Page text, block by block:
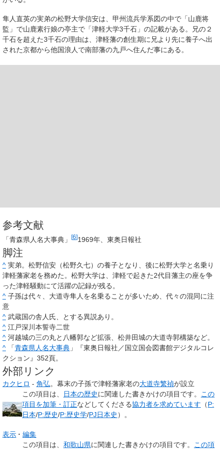
隼人直英の実弟の松野大学信安は、甲州流兵学系図の中で「山鹿将
監」で山鹿素行娘の亭主で「津軽大学3千石」の記載がある。兄の２
千石を超えた3千石の理由は、津軽藩の創生期に兄より先に養子へ出
された京都から他国浪人で南部藩の九戸へ住んだ事にある。
参考文献
「青森県人名大事典」 [6]1969年、東奥日報社
脚注
^ 実弟。松野信安（松野久七）の養子となり、後に松野大学と名乗り
津軽藩家老を務めた。松野大学は、津軽で起きた2代目藩主の座を争
った津軽騒動にて活躍の記録が残る。
^ 子孫は代々、大道寺隼人を名乗ることが多いため、代々の混同に注
意
^ 武蔵国の舎人氏、とする異説あり。
^ 江戸深川本誓寺二世
^ 河越城の三の丸と八幡郭など拡張、松井田城の大道寺郭構築など。
^
「青森県人名大事典 」『東奥日報社／国立国会図書館デジタルコレ
クション』352頁。
外部リンク
カクヒロ - 角弘。幕末の子孫で津軽藩家老の大道寺繁禎が設立
この項目は、
日本の歴史に関連した書きかけの項目 です。
この
項目を加筆・訂正などしてくださる協力者を求めています （P:
日本/P:歴史/P:歴史学/PJ日本史 ）。
表示
編集
この項目は、 和歌山県に関連した書きかけの項目 です。
この項